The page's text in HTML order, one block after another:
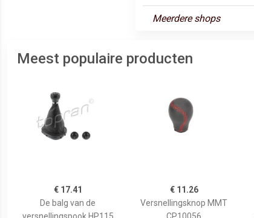
Meerdere shops
Meest populaire producten
€ 17.41
De balg van de
versnellingspook HP115
€ 11.26
Versnellingsknop MMT
CP10056